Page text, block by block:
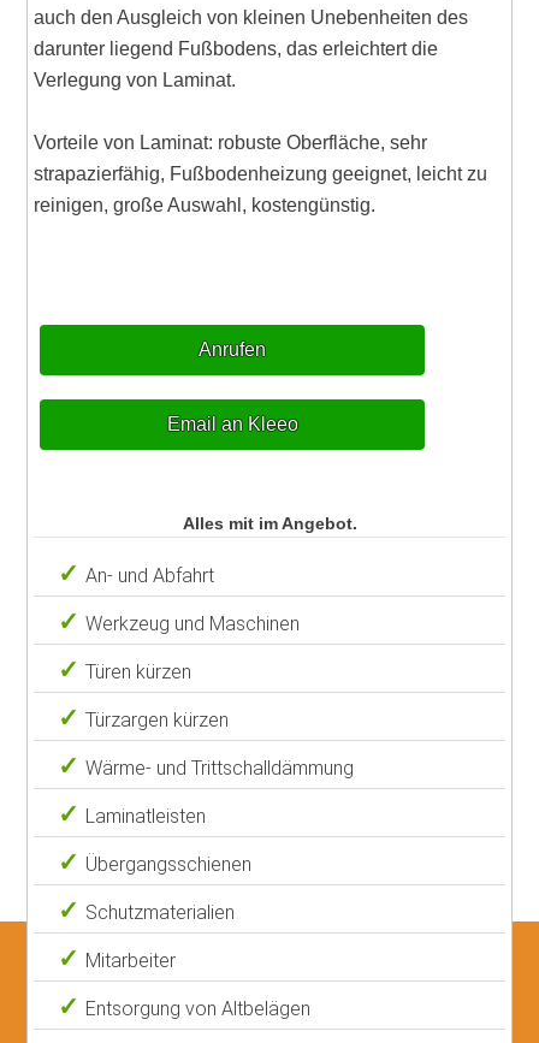
auch den Ausgleich von kleinen Unebenheiten des
darunter liegend Fußbodens, das erleichtert die
Verlegung von Laminat.
Vorteile von Laminat: robuste Oberfläche, sehr
strapazierfähig, Fußbodenheizung geeignet, leicht zu
reinigen, große Auswahl, kostengünstig.
Anrufen
Email an Kleeo
Alles mit im Angebot.
An- und Abfahrt
Werkzeug und Maschinen
Türen kürzen
Türzargen kürzen
Wärme- und Trittschalldämmung
Laminatleisten
Übergangsschienen
Schutzmaterialien
Mitarbeiter
Entsorgung von Altbelägen